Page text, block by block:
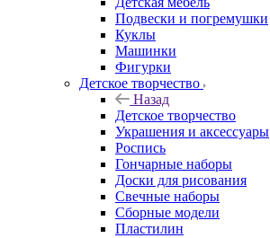
Подвески и погремушки
Куклы
Машинки
Фигурки
Детское творчество
Назад
Детское творчество
Украшения и аксессуары
Роспись
Гончарные наборы
Доски для рисования
Свечные наборы
Сборные модели
Пластилин